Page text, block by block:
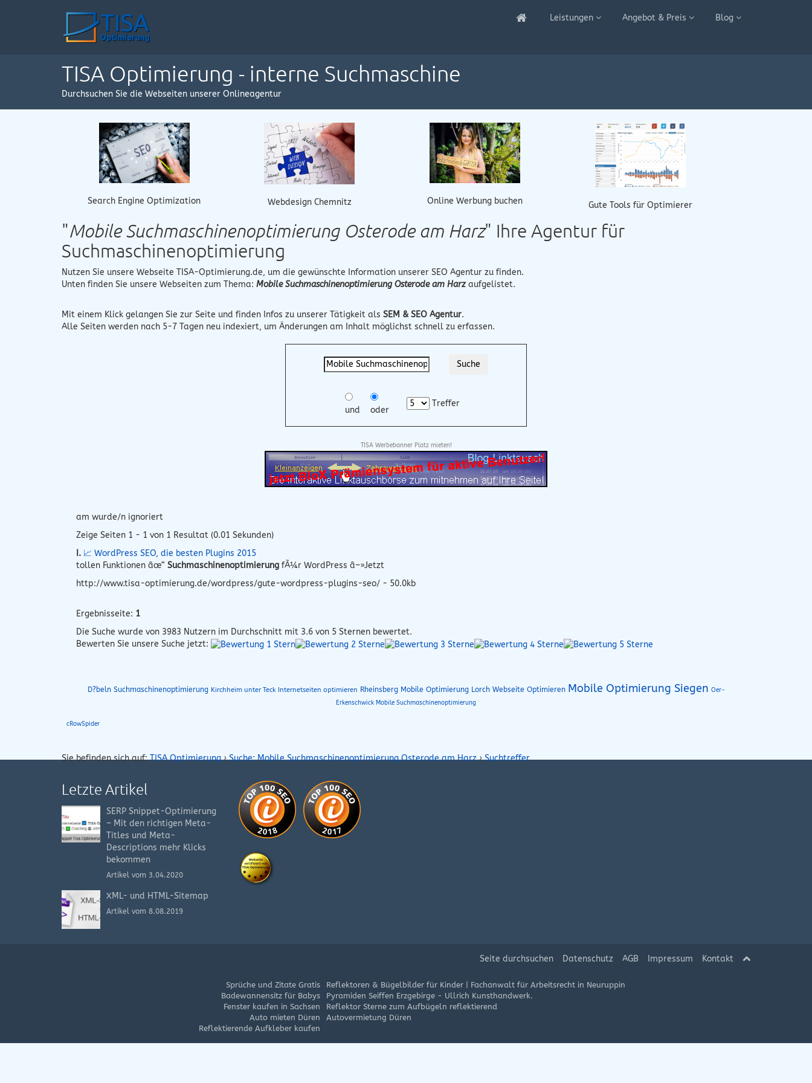
Leistungen Angebot & Preis Blog
TISA Optimierung - interne Suchmaschine
Durchsuchen Sie die Webseiten unserer Onlineagentur
Search Engine Optimization Webdesign Chemnitz Online Werbung buchen Gute Tools für Optimierer
"Mobile Suchmaschinenoptimierung Osterode am Harz" Ihre Agentur für
Suchmaschinenoptimierung
Nutzen Sie unsere Webseite TISA-Optimierung.de, um die gewünschte Information unserer SEO Agentur zu finden.
Unten finden Sie unsere Webseiten zum Thema: Mobile Suchmaschinenoptimierung Osterode am Harzaufgelistet.
Mit einem Klick gelangen Sie zur Seite und finden Infos zu unserer Tätigkeit als SEM & SEO Agentur.
Alle Seiten werden nach 5-7 Tagen neu indexiert, um Änderungen am Inhalt möglichst schnell zu erfassen.
und oder
Treffer
TISA Werbebanner Platz mieten!
am wurde/n ignoriert
Zeige Seiten 1 - 1 von 1 Resultat (0.01 Sekunden)
I. 📈 WordPress SEO, die besten Plugins 2015
tollen Funktionen âœ“ Suchmaschinenoptimierung fÃ¼r WordPress â–»Jetzt
http://www.tisa-optimierung.de/wordpress/gute-wordpress-plugins-seo/ - 50.0kb
Ergebnisseite: 1
Die Suche wurde von 3983 Nutzern im Durchschnitt mit 3.6 von 5 Sternen bewertet.
Bewerten Sie unsere Suche jetzt:
D?beln Suchmaschinenoptimierung Kirchheim unter Teck Internetseiten optimieren Rheinsberg Mobile Optimierung Lorch Webseite Optimieren Mobile Optimierung Siegen Oer-
Erkenschwick Mobile Suchmaschinenoptimierung
cRowSpider
Sie befinden sich auf:TISA Optimierung›Suche: Mobile Suchmaschinenoptimierung Osterode am Harz›Suchtreffer
Letzte Artikel
SERP Snippet-Optimierung
– Mit den richtigen Meta-
Titles und Meta-
Descriptions mehr Klicks
bekommen
Artikel vom 3.04.2020
XML- und HTML-Sitemap
Artikel vom 8.08.2019
Seite durchsuchen Datenschutz AGB Impressum Kontakt
Sprüche und Zitate Gratis
Badewannensitz für Babys
Fenster kaufen in Sachsen
Auto mieten Düren
Reflektierende Aufkleber kaufen
Reflektoren & Bügelbilder für Kinder
Fachanwalt für Arbeitsrecht in Neuruppin
Pyramiden Seiffen Erzgebirge - Ullrich Kunsthandwerk.
Reflektor Sterne zum Aufbügeln reflektierend
Autovermietung Düren